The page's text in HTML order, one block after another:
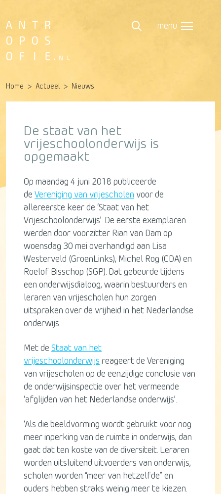
menu
Home Actueel Nieuws
De staat van het
vrijeschoolonderwijs is
opgemaakt
Op maandag 4 juni 2018 publiceerde
de Vereniging van vrijescholen voor de
allereerste keer de ‘Staat van het
Vrijeschoolonderwijs’. De eerste exemplaren
werden door voorzitter Rian van Dam op
woensdag 30 mei overhandigd aan Lisa
Westerveld (GroenLinks), Michel Rog (CDA) en
Roelof Bisschop (SGP). Dat gebeurde tijdens
een onderwijsdialoog, waarin bestuurders en
leraren van vrijescholen hun zorgen
uitspraken over de vrijheid in het Nederlandse
onderwijs.
Met de Staat van het
vrijeschoolonderwijs reageert de Vereniging
van vrijescholen op de eenzijdige conclusie van
de onderwijsinspectie over het vermeende
‘afglijden van het Nederlandse onderwijs’.
‘Als die beeldvorming wordt gebruikt voor nog
meer inperking van de ruimte in onderwijs, dan
gaat dat ten koste van de diversiteit. Leraren
worden uitsluitend uitvoerders van onderwijs,
scholen worden “meer van hetzelfde” en
ouders hebben straks weinig meer te kiezen.